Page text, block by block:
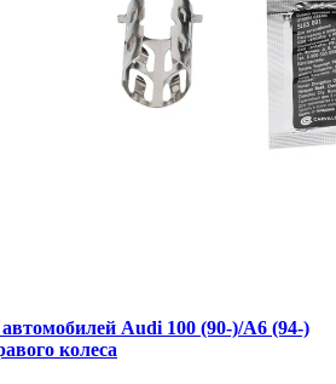
Audi 100 (90-)/A6 (94-)
колеса